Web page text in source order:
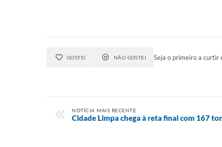
GOSTEI NÃO GOSTEI Seja o primeiro a curtir
NOTÍCIA MAIS RECENTE
Cidade Limpa chega à reta final com 167